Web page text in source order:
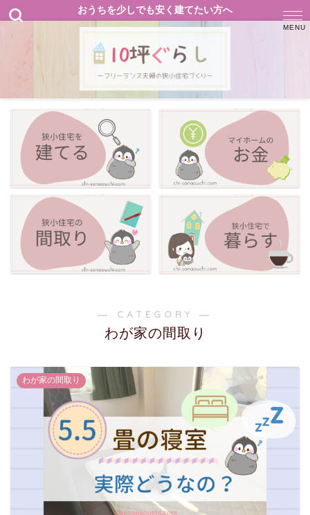
おうちを少しでも安く建てたい方へ
― CATEGORY ―
わが家の間取り
わが家の間取り